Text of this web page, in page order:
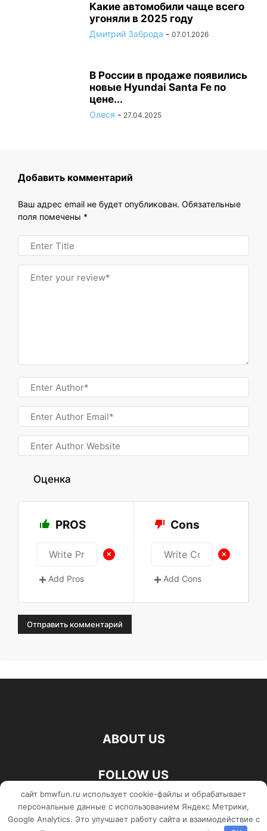
Какие автомобили чаще всего
угоняли в 2025 году
Дмитрий Заброда - 07.01.2026
В России в продаже появились
новые Hyundai Santa Fe по
цене...
Олеся - 27.04.2025
Добавить комментарий
Ваш адрес email не будет опубликован. Обязательные
поля помечены *
Оценка
PROS
+
Add Pros
Cons
+
Add Cons
ABOUT US
FOLLOW US
сайт bmwfun.ru использует cookie-файлы и обрабатывает
персональные данные с использованием Яндекс Метрики,
Google Analytics. Это улучшает работу сайта и взаимодействие с